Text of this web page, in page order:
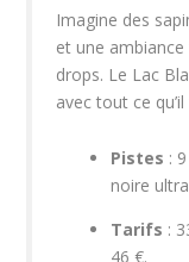
Imagine des
et une
drops. Le Lac
avec tout ce
Pistes :
noire
Tarifs :
46 €.